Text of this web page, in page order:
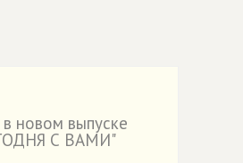
новом выпуске
С ВАМИ"